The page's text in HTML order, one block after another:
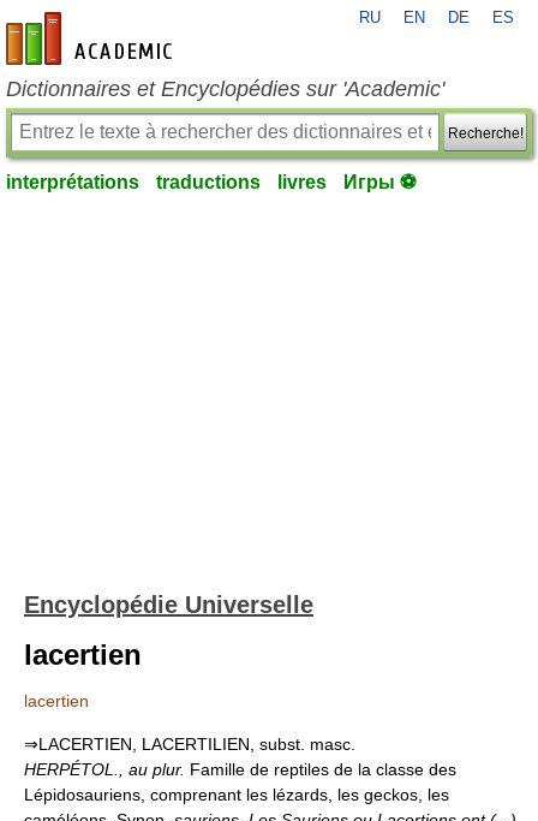
fr-academic.com
RU EN DE ES
Dictionnaires et Encyclopédies sur 'Academic'
Recherche!
interprétations traductions livres Игры ⚽
Encyclopédie Universelle
lacertien
lacertien
⇒LACERTIEN, LACERTILIEN, subst. masc.
HERPÉTOL., au plur. Famille de reptiles de la classe des
Lépidosauriens, comprenant les lézards, les geckos, les